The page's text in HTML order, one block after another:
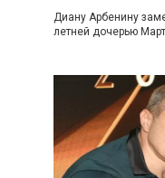
Диану Арбенину
летней дочерью